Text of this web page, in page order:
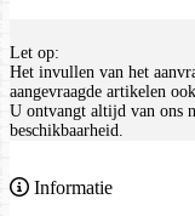
Let op:
Het invullen van het
aangevraagde artikelen
U ontvangt altijd van ons
beschikbaarheid.
Informatie